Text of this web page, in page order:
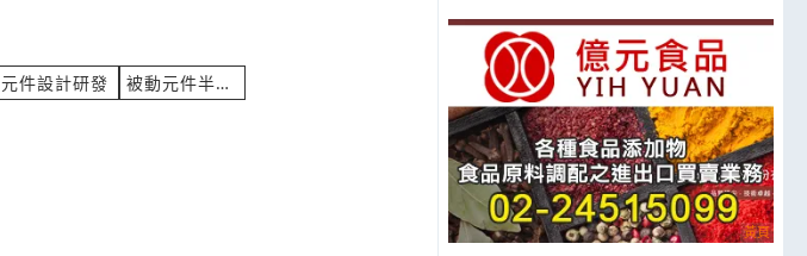
***a0885@gmail.com
元件設計研發 被動元件半導體